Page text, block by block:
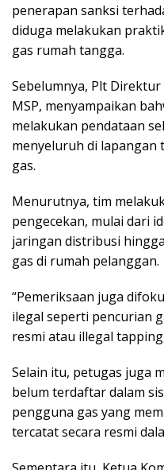
penerapan sanksi
diduga melakukan
gas rumah tangga.
Sebelumnya, Plt
MSP, menyampaikan
melakukan pendataan
menyeluruh di
gas.
Menurutnya, tim
pengecekan, mulai dari
jaringan distribusi
gas di rumah pelanggan.
“Pemeriksaan juga
ilegal seperti pencurian
resmi atau illegal
Selain itu, petugas juga
belum terdaftar dalam
pengguna gas yang
tercatat secara resmi